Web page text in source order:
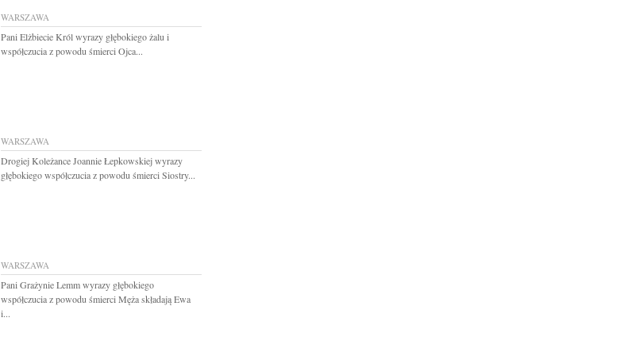
WARSZAWA
Pani Elżbiecie Król wyrazy głębokiego żalu i
współczucia z powodu śmierci Ojca...
WARSZAWA
Drogiej Koleżance Joannie Łepkowskiej wyrazy
głębokiego współczucia z powodu śmierci Siostry...
WARSZAWA
Pani Grażynie Lemm wyrazy głębokiego
współczucia z powodu śmierci Męża składają Ewa
i...